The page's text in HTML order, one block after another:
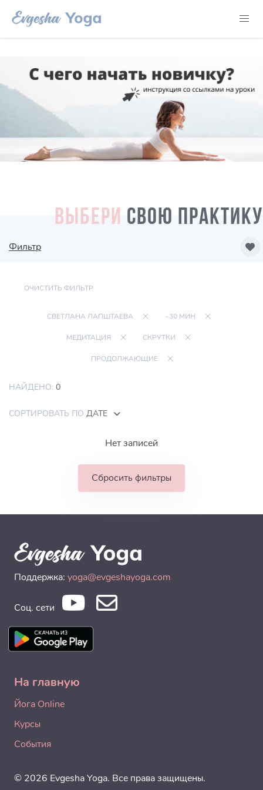
ВЫБЕРИ СВОЮ ПРАКТИКУ
Фильтр
ОЧИСТИТЬ ФИЛЬТР
СВЕТЛАНА ЛАПШТАЕВА ~30 МИН
МЕДИТАЦИЯ СКРУТКИ
ПРОДОЛЖАЮЩИЕ
НАЙДЕНО: 0
СОРТИРОВАТЬ ПО ДАТЕ
Нет записей
Сбросить фильтры
Поддержка: yoga@evgeshayoga.com
Соц. сети
На главную
Йога Online
Курсы
События
© 2026 Evgesha Yoga. Все права защищены.